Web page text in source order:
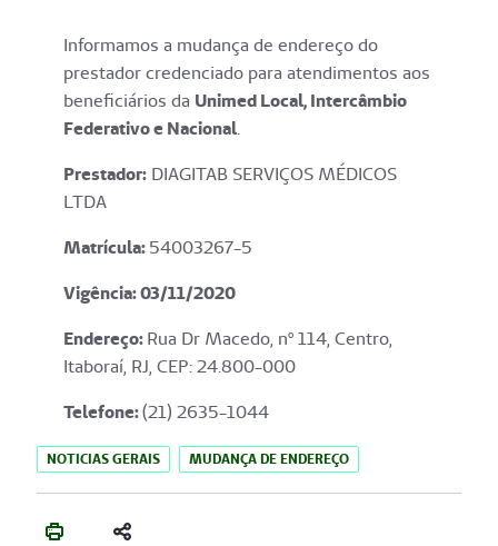
Informamos a mudança de endereço do
prestador credenciado para atendimentos aos
beneficiários da Unimed Local, Intercâmbio
Federativo e Nacional.
Prestador: DIAGITAB SERVIÇOS MÉDICOS
LTDA
Matrícula:54003267-5
Vigência: 03/11/2020
Endereço:Rua Dr Macedo, nº 114, Centro,
Itaboraí, RJ, CEP: 24.800-000
Telefone:(21) 2635-1044
NOTICIAS GERAIS MUDANÇA DE ENDEREÇO